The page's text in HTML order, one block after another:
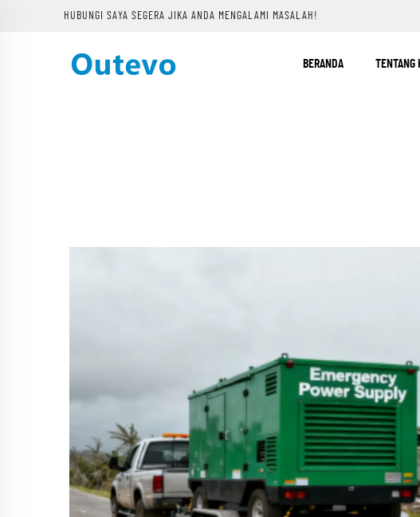
HUBUNGI SAYA SEGERA JIKA ANDA MENGALAMI MASALAH!
BERANDA TENTANG